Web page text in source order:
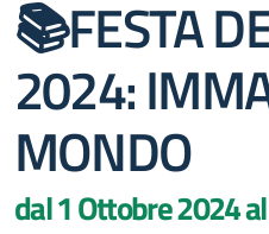
📚FESTA
2024:
MONDO
dal 1 Ottobre 2024